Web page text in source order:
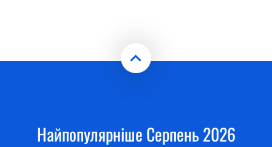
Найпопулярніше Серпень 2026